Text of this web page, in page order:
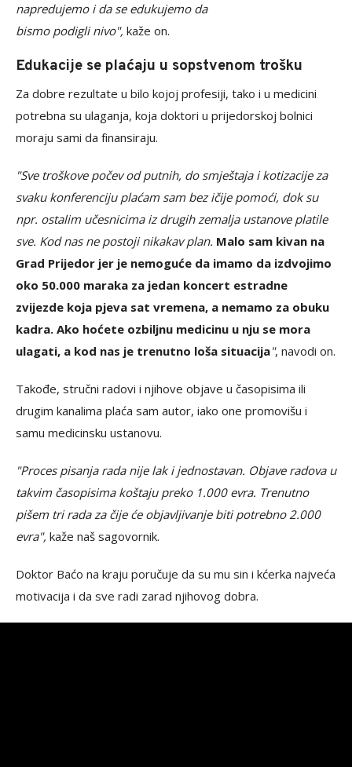
napredujemo i da se edukujemo da
bismo podigli nivo", kaže on.
Edukacije se plaćaju u sopstvenom trošku
Za dobre rezultate u bilo kojoj profesiji, tako i u medicini
potrebna su ulaganja, koja doktori u prijedorskoj bolnici
moraju sami da finansiraju.
"Sve troškove počev od putnih, do smještaja i kotizacije za
svaku konferenciju plaćam sam bez ičije pomoći, dok su
npr. ostalim učesnicima iz drugih zemalja ustanove platile
sve. Kod nas ne postoji nikakav plan. Malo sam kivan na
Grad Prijedor jer je nemoguće da imamo da izdvojimo
oko 50.000 maraka za jedan koncert estradne
zvijezde koja pjeva sat vremena, a nemamo za obuku
kadra. Ako hoćete ozbiljnu medicinu u nju se mora
ulagati, a kod nas je trenutno loša situacija", navodi on.
Takođe, stručni radovi i njihove objave u časopisima ili
drugim kanalima plaća sam autor, iako one promovišu i
samu medicinsku ustanovu.
"Proces pisanja rada nije lak i jednostavan. Objave radova u
takvim časopisima koštaju preko 1.000 evra. Trenutno
pišem tri rada za čije će objavljivanje biti potrebno 2.000
evra", kaže naš sagovornik.
Doktor Baćo na kraju poručuje da su mu sin i kćerka najveća
motivacija i da sve radi zarad njihovog dobra.